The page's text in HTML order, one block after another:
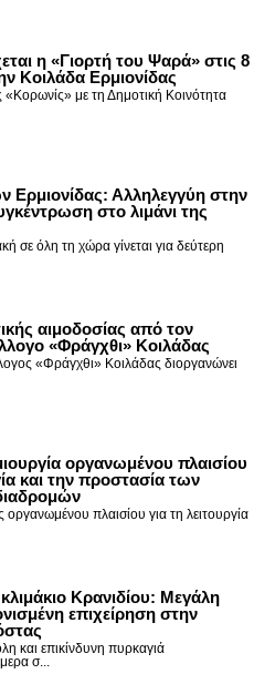
η «Γιορτή του Ψαρά» στις 8
Κοιλάδα Ερμιονίδας
«Κορωνίς» με τη Δημοτική Κοινότητα
Ερμιονίδας: Αλληλεγγύη στην
στο λιμάνι της
σε όλη τη χώρα γίνεται για δεύτερη
αιμοδοσίας από τον
«Φράγχθι» Κοιλάδας
«Φράγχθι» Κοιλάδας διοργανώνει
οργανωμένου πλαισίου
και την προστασία των
οργανωμένου πλαισίου για τη λειτουργία
Κρανιδίου: Μεγάλη
επιχείρηση στην
και επικίνδυνη πυρκαγιά
σ...